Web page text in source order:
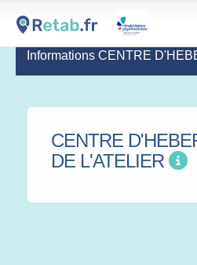
CENTRE
DE L'ATELIER